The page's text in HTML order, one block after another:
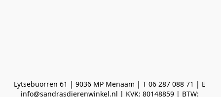
Lytsebuorren 61 | 9036 MP Menaam | T 06 287 088 71 | E
info@sandrasdierenwinkel.nl | KVK: 80148859 | BTW: